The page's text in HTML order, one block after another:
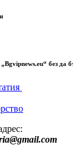
без да